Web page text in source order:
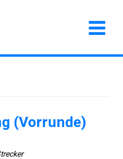
(Vorrunde)